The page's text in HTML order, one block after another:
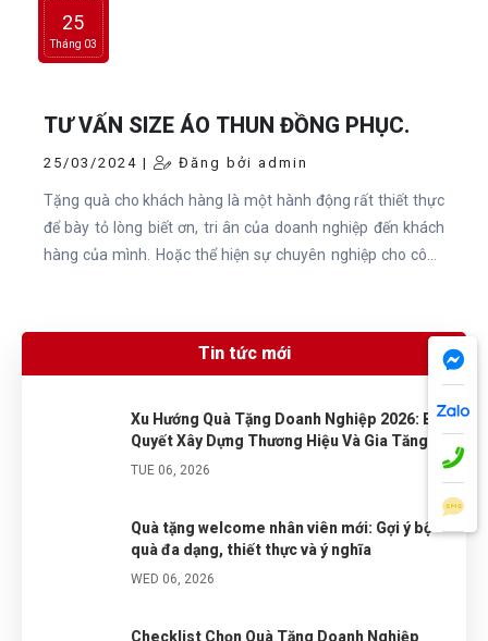
25
Tháng 03
TƯ VẤN SIZE ÁO THUN ĐỒNG PHỤC.
25/03/2024 | Đăng bởi admin
Tặng quà cho khách hàng là một hành động rất thiết thực
để bày tỏ lòng biết ơn, tri ân của doanh nghiệp đến khách
hàng của mình. Hoặc thể hiện sự chuyên nghiệp cho công
Tin tức mới
Xu Hướng Quà Tặng Doanh Nghiệp 2026: Bí
Quyết Xây Dựng Thương Hiệu Và Gia Tăng
Doanh Số Hiệu Quả
TUE 06, 2026
Quà tặng welcome nhân viên mới: Gợi ý bộ
quà đa dạng, thiết thực và ý nghĩa
WED 06, 2026
Checklist Chọn Quà Tặng Doanh Nghiệp